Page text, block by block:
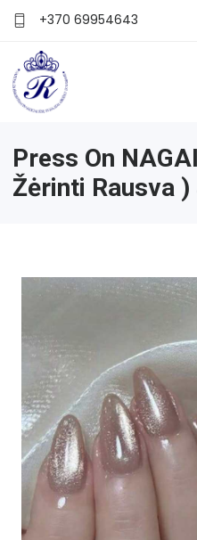
+370 69954643
Press On
Žėrinti Rausva )